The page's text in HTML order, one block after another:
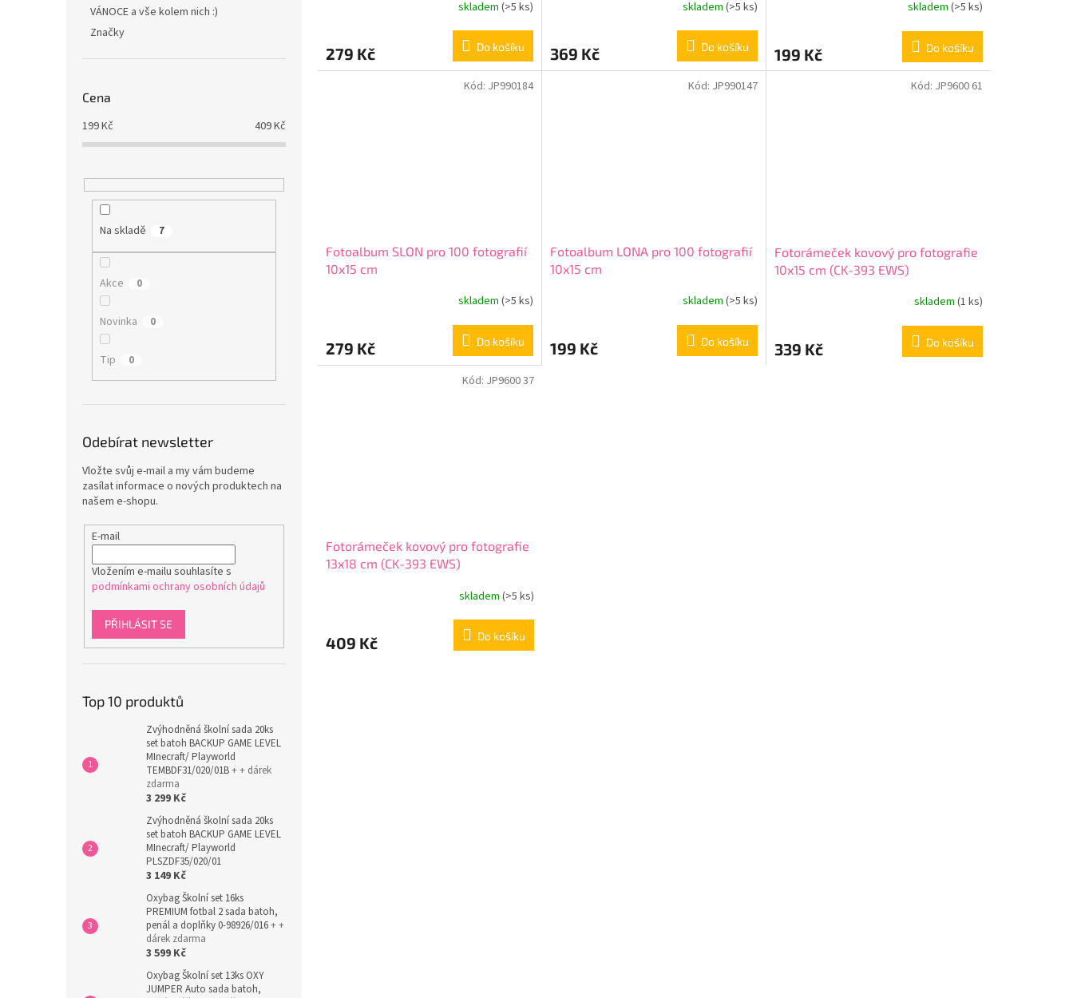
VÁNOCE a vše kolem nich :)
Značky
Cena
199Kč 409Kč
Na skladě 7
Akce 0
Novinka 0
Tip 0
Odebírat newsletter
Vložte svůj e-mail a my vám budeme
zasílat informace o nových produktech na
našem e-shopu.
E-mail
Vložením e-mailu souhlasíte s
podmínkami ochrany osobních údajů
PŘIHLÁSIT SE
Top 10 produktů
Zvýhodněná školní sada 20ks
set batoh BACKUP GAME LEVEL
MInecraft/ Playworld
TEMBDF31/020/01B+ + dárek
zdarma
3 299 Kč
Zvýhodněná školní sada 20ks
set batoh BACKUP GAME LEVEL
MInecraft/ Playworld
PLSZDF35/020/01
3 149 Kč
Oxybag Školní set 16ks
PREMIUM fotbal 2 sada batoh,
penál a doplňky 0-98926/016+ +
dárek zdarma
3 599 Kč
Oxybag Školní set 13ks OXY
JUMPER Auto sada batoh,
skladem (>5 ks)
279 Kč Do košíku
skladem (>5 ks)
369 Kč Do košíku
skladem (>5 ks)
199 Kč Do košíku
Fotoalbum SLON pro 100 fotografií
10x15 cm
skladem (>5 ks)
279 Kč Do košíku
Kód: JP990184
Fotoalbum LONA pro 100 fotografií
10x15 cm
skladem (>5 ks)
199 Kč Do košíku
Kód: JP990147
Fotorámeček kovový pro fotografie
10x15 cm (CK-393 EWS)
skladem (1 ks)
339 Kč Do košíku
Kód: JP9600 61
Fotorámeček kovový pro fotografie
13x18 cm (CK-393 EWS)
skladem (>5 ks)
409 Kč Do košíku
Kód: JP9600 37